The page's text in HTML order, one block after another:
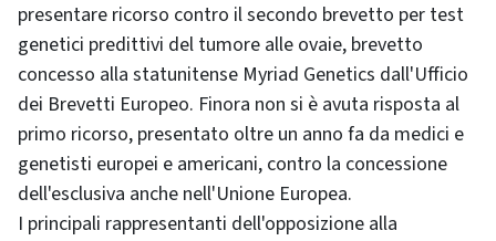
presentare ricorso contro il secondo brevetto per test
genetici predittivi del tumore alle ovaie, brevetto
concesso alla statunitense Myriad Genetics dall'Ufficio
dei Brevetti Europeo. Finora non si è avuta risposta al
primo ricorso, presentato oltre un anno fa da medici e
genetisti europei e americani, contro la concessione
dell'esclusiva anche nell'Unione Europea.
I principali rappresentanti dell'opposizione alla